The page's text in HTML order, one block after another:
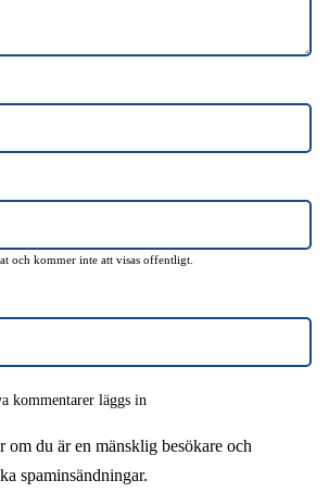
och kommer inte att visas offentligt.
kommentarer läggs in
om du är en mänsklig besökare och
spaminsändningar.